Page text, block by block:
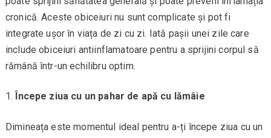
cronică. Aceste obiceiuri nu sunt complicate și pot fi
integrate ușor în viața de zi cu zi. Iată pașii unei zile care
include obiceiuri antiinflamatoare pentru a sprijini corpul să
rămână într-un echilibru optim.
Începe ziua cu un pahar de apă cu lămâie
Dimineața este momentul ideal pentru a-ți începe ziua cu un